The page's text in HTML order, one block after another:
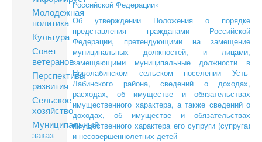
Молодежная
политика
Культура
Совет
ветеранов
Перспективы
развития
Сельское
хозяйство
Муниципальный
заказ
Российской Федерации»
Об утверждении Положения о порядке
представления гражданами Российской
Федерации, претендующими на замещение
муниципальных должностей, и лицами,
замещающими муниципальные должности в
Новолабинском сельском поселении Усть-
Лабинского района, сведений о доходах,
расходах, об имуществе и обязательствах
имущественного характера, а также сведений о
доходах, об имуществе и обязательствах
имущественного характера его супруги (супруга)
и несовершеннолетних детей